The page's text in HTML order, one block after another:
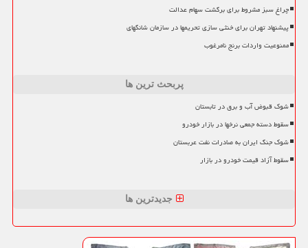
چراغ سبز مشروط برای برگشت سهام عدالت
پیشنهاد تهران برای خنثی سازی تحریمها در سازمان شانگهای
ممنوعیت واردات برنج نامرغوب
پربحث ترین ها
شوک قبوض آب و برق در تابستان
سقوط دسته جمعی نرخها در بازار خودرو
شوک جنگ ایران به صادرات نفت عربستان
سقوط آزاد قیمت خودرو در بازار
جدیدترین ها